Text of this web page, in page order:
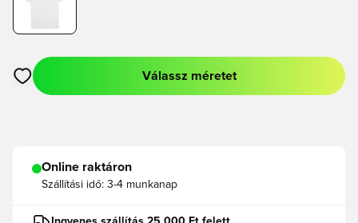
Megnyit egy modált a bejelentkezéshez vagy a tagként való
Válassz méretet
Online raktáron
Szállítási idő: 3-4 munkanap